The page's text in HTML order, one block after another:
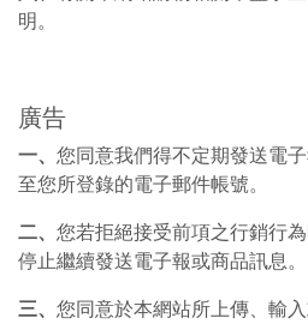
明。
廣告
一、 您同意我們得不定期發送電
至您所登錄的電子郵件帳號。
二、 您若拒絕接受前項之行銷行
停止繼續發送電子報或商品訊息。
三、 您同意於本網站所上傳、輸